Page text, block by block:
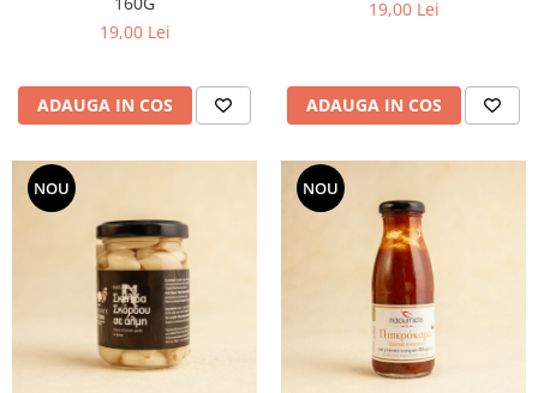
19,00 Lei
ADAUGA IN COS
19,00 Lei
ADAUGA IN COS
NOU NOU